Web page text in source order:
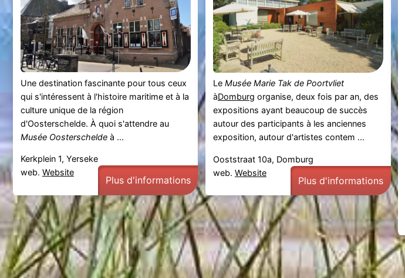
Une destination fascinante pour tous ceux
qui s'intéressent à l'histoire maritime et à la
culture unique de la région
d'Oosterschelde. À quoi s'attendre au
Musée Oosterscheldeà ...
Kerkplein 1, Yerseke
web. Website
Plus d'informations
Le Musée Marie Tak de Poortvliet
àDomburg organise, deux fois par an, des
expositions ayant beaucoup de succès
autour des participants à les anciennes
exposition, autour d'artistes contem ...
Ooststraat 10a, Domburg
web. Website
Plus d'informations